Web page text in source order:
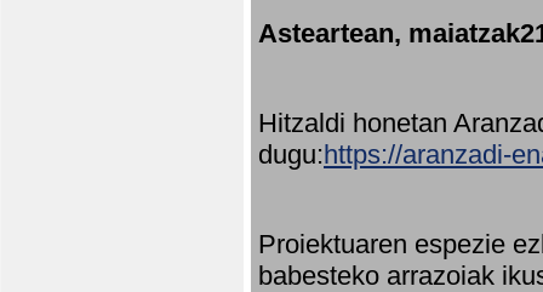
Asteartean,
Hitzaldi honetan
dugu:https://aranzadi-
Proiektuaren espezie
babesteko arrazoiak